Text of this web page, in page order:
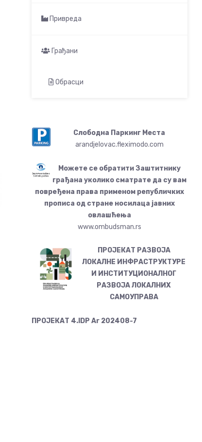
Привреда
Грађани
Обрасци
Слободна Паркинг Места
arandjelovac.fleximodo.com
Можете се обратити Заштитнику
грађана уколико сматрате да су вам
повређена права применом републичких
прописа од стране носилаца јавних
овлашћења
www.ombudsman.rs
ПРОЈЕКАТ РАЗВОЈА
ЛОКАЛНЕ ИНФРАСТРУКТУРЕ
И ИНСТИТУЦИОНАЛНОГ
РАЗВОЈА ЛОКАЛНИХ
САМОУПРАВА
ПРОЈЕКАТ 4.IDP Ar 202408-7